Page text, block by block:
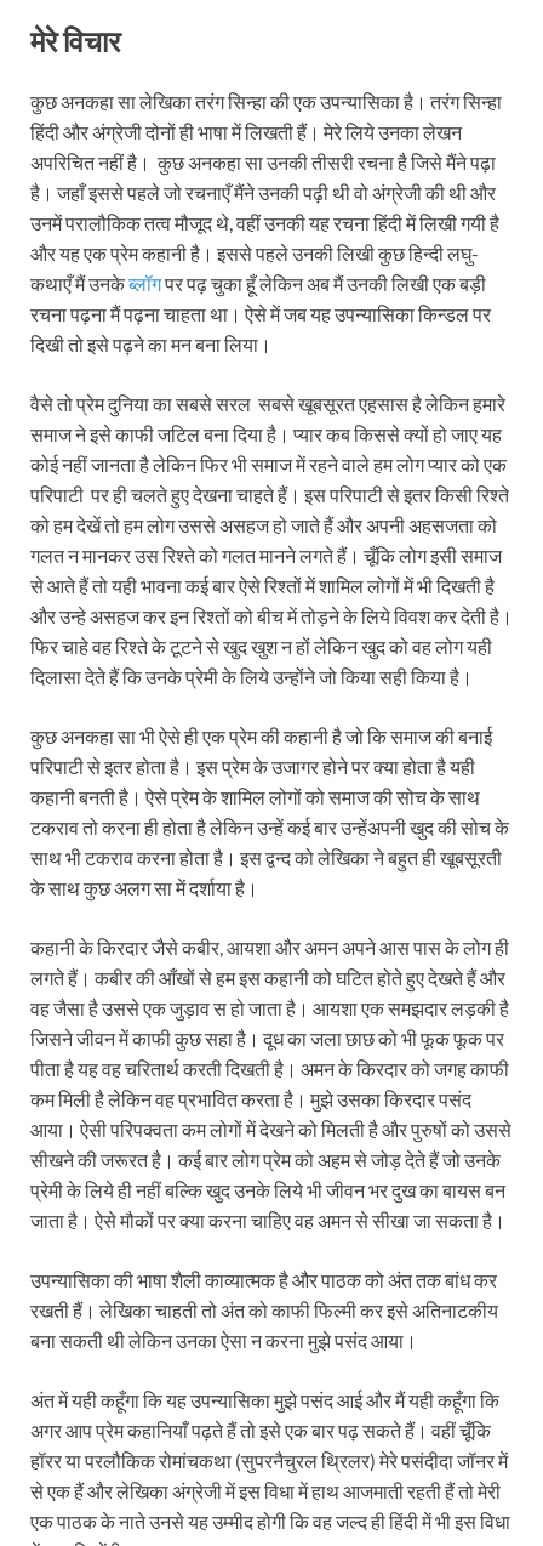
मेरे विचार
कुछ अनकहा सा लेखिका तरंग सिन्हा की एक उपन्यासिका है। तरंग सिन्हा
हिंदी और अंग्रेजी दोनों ही भाषा में लिखती हैं। मेरे लिये उनका लेखन
अपरिचित नहीं है। कुछ अनकहा सा उनकी तीसरी रचना है जिसे मैंने पढ़ा
है। जहाँ इससे पहले जो रचनाएँ मैंने उनकी पढ़ी थी वो अंग्रेजी की थी और
उनमें परालौकिक तत्व मौजूद थे, वहीं उनकी यह रचना हिंदी में लिखी गयी है
और यह एक प्रेम कहानी है। इससे पहले उनकी लिखी कुछ हिन्दी लघु-
कथाएँ मैं उनकेब्लॉगपर पढ़ चुका हूँ लेकिन अब मैं उनकी लिखी एक बड़ी
रचना पढ़ना मैं पढ़ना चाहता था। ऐसे में जब यह उपन्यासिका किन्डल पर
दिखी तो इसे पढ़ने का मन बना लिया।
वैसे तो प्रेम दुनिया का सबसे सरल सबसे खूबसूरत एहसास है लेकिन हमारे
समाज ने इसे काफी जटिल बना दिया है। प्यार कब किससे क्यों हो जाए यह
कोई नहीं जानता है लेकिन फिर भी समाज में रहने वाले हम लोग प्यार को एक
परिपाटी पर ही चलते हुए देखना चाहते हैं। इस परिपाटी से इतर किसी रिश्ते
को हम देखें तो हम लोग उससे असहज हो जाते हैं और अपनी अहसजता को
गलत न मानकर उस रिश्ते को गलत मानने लगते हैं। चूँकि लोग इसी समाज
से आते हैं तो यही भावना कई बार ऐसे रिश्तों में शामिल लोगों में भी दिखती है
और उन्हे असहज कर इन रिश्तों को बीच में तोड़ने के लिये विवश कर देती है।
फिर चाहे वह रिश्ते के टूटने से खुद खुश न हों लेकिन खुद को वह लोग यही
दिलासा देते हैं कि उनके प्रेमी के लिये उन्होंने जो किया सही किया है।
कुछ अनकहा सा भी ऐसे ही एक प्रेम की कहानी है जो कि समाज की बनाई
परिपाटी से इतर होता है। इस प्रेम के उजागर होने पर क्या होता है यही
कहानी बनती है। ऐसे प्रेम के शामिल लोगों को समाज की सोच के साथ
टकराव तो करना ही होता है लेकिन उन्हें कई बार उन्हेंअपनी खुद की सोच के
साथ भी टकराव करना होता है। इस द्वन्द को लेखिका ने बहुत ही खूबसूरती
के साथ कुछ अलग सा में दर्शाया है।
कहानी के किरदार जैसे कबीर, आयशा और अमन अपने आस पास के लोग ही
लगते हैं। कबीर की आँखों से हम इस कहानी को घटित होते हुए देखते हैं और
वह जैसा है उससे एक जुड़ाव स हो जाता है। आयशा एक समझदार लड़की है
जिसने जीवन में काफी कुछ सहा है। दूध का जला छाछ को भी फूक फूक पर
पीता है यह वह चरितार्थ करती दिखती है। अमन के किरदार को जगह काफी
कम मिली है लेकिन वह प्रभावित करता है। मुझे उसका किरदार पसंद
आया। ऐसी परिपक्वता कम लोगों में देखने को मिलती है और पुरुषों को उससे
सीखने की जरूरत है। कई बार लोग प्रेम को अहम से जोड़ देते हैं जो उनके
प्रेमी के लिये ही नहीं बल्कि खुद उनके लिये भी जीवन भर दुख का बायस बन
जाता है। ऐसे मौकों पर क्या करना चाहिए वह अमन से सीखा जा सकता है।
उपन्यासिका की भाषा शैली काव्यात्मक है और पाठक को अंत तक बांध कर
रखती हैं। लेखिका चाहती तो अंत को काफी फिल्मी कर इसे अतिनाटकीय
बना सकती थी लेकिन उनका ऐसा न करना मुझे पसंद आया।
अंत में यही कहूँगा कि यह उपन्यासिका मुझे पसंद आई और मैं यही कहूँगा कि
अगर आप प्रेम कहानियाँ पढ़ते हैं तो इसे एक बार पढ़ सकते हैं। वहीं चूँकि
हॉरर या परलौकिक रोमांचकथा (सुपरनैचुरल थ्रिलर) मेरे पसंदीदा जॉनर में
से एक हैं और लेखिका अंग्रेजी में इस विधा में हाथ आजमाती रहती हैं तो मेरी
एक पाठक के नाते उनसे यह उम्मीद होगी कि वह जल्द ही हिंदी में भी इस विधा